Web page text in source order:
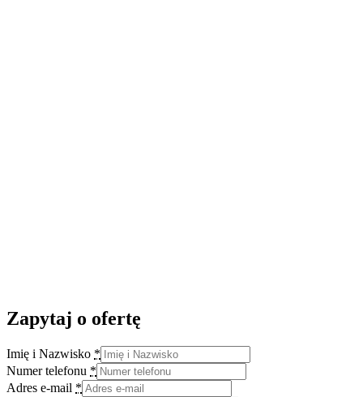
Zapytaj o ofertę
Imię i Nazwisko *
Numer telefonu *
Adres e-mail *